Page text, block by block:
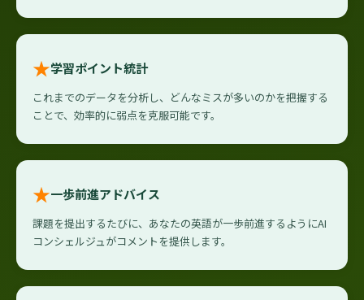
★学習ポイント統計
これまでのデータを分析し、どんなミスが多いのかを把握する
ことで、効率的に弱点を克服可能です。
★一歩前進アドバイス
課題を提出するたびに、あなたの英語が一歩前進するようにAI
コンシェルジュがコメントを提供します。